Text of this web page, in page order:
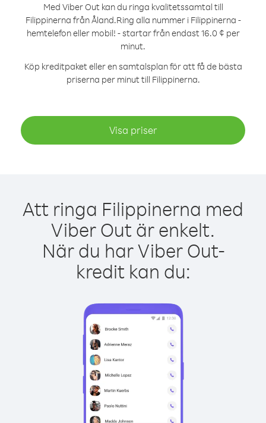
Med Viber Out kan du ringa kvalitetssamtal till
Filippinerna från Åland.Ring alla nummer i Filippinerna -
hemtelefon eller mobil! - startar från endast 16.0 ¢ per
minut.
Köp kreditpaket eller en samtalsplan för att få de bästa
priserna per minut till Filippinerna.
Visa priser
Att ringa Filippinerna med
Viber Out är enkelt.
När du har Viber Out-
kredit kan du: